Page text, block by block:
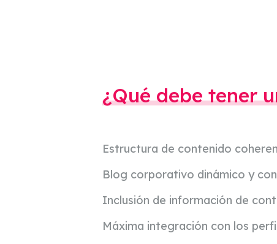
¿Qué debe tener
Estructura de contenido
Blog corporativo dinámico y
Inclusión de información de
Máxima integración con los